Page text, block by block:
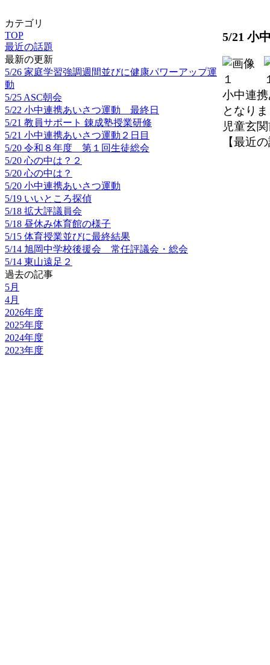
カテゴリ
TOP
最近の話題
最新の更新
5/26 家庭学習強調週間並びに健康パワーアップ運
動
5/25 ASC朝会
5/22 小中連携あいさつ運動 最終日
5/21 教員サポート 錬成塾授業研修
5/21 小中連携あいさつ運動２日目
5/20 令和８年度 第１回生徒総会
5/20 心の中は？２
5/20 心の中は？
5/20 小中連携あいさつ運動
5/19 いいところ探偵
5/18 拡大評議員会
5/18 昼休み体育館の様子
5/15 体育授業並びに最終結果
5/14 旭岡中学校後援会 常任評議会・総会
5/14 東山遠足２
過去の記事
5月
4月
2026年度
2025年度
2024年度
2023年度
5/21 小
小中連
となり
児童玄
【最近